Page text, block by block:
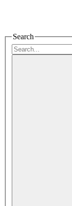
Search